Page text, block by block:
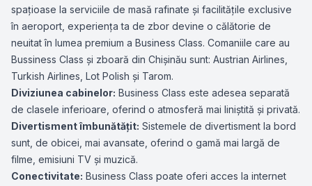
spațioase la serviciile de masă rafinate și facilitățile exclusive
în aeroport, experiența ta de zbor devine o călătorie de
neuitat în lumea premium a Business Class. Comaniile care au
Bussiness Class și zboară din Chișinău sunt: Austrian Airlines,
Turkish Airlines, Lot Polish și Tarom.
Diviziunea cabinelor: Business Class este adesea separată
de clasele inferioare, oferind o atmosferă mai liniștită și privată.
Divertisment îmbunătățit: Sistemele de divertisment la bord
sunt, de obicei, mai avansate, oferind o gamă mai largă de
filme, emisiuni TV și muzică.
Conectivitate: Business Class poate oferi acces la internet